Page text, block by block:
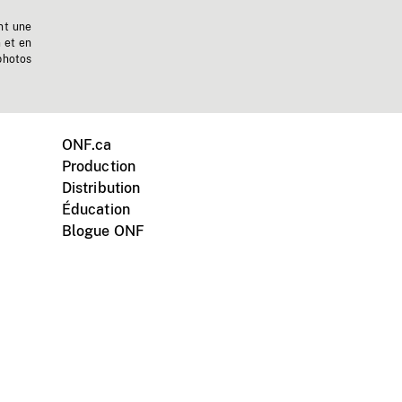
une
et en
ONF.ca
Production
Distribution
Éducation
Blogue ONF